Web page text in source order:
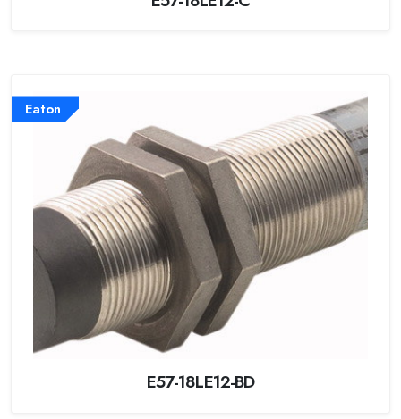
Eaton
E57-18LE12-BD